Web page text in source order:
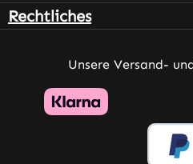
Rechtliches
Unsere Versand-